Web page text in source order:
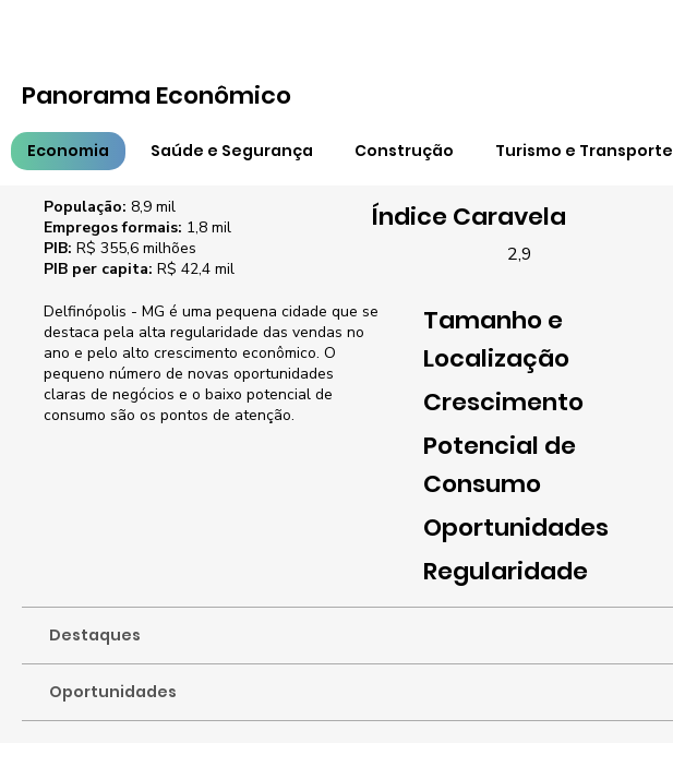
Características
Delfinópolis - MG é uma pequena cidade que se
destaca pela alta regularidade das vendas no
ano e pelo alto crescimento econômico. O
pequeno número de novas oportunidades
claras de negócios e o baixo potencial de
consumo são os pontos de atenção.
Índice Caravela
2,9
Tamanho e
Localização
Crescimento
Potencial de
Consumo
Oportunidades
Regularidade
População: 8,9 mil
Empregos formais: 1,8 mil
PIB: R$ 355,6 milhões
PIB per capita: R$ 42,4 mil
Destaques
Oportunidades
Economia Saúde e Segurança Construção Turismo e Transporte
Panorama Econômico